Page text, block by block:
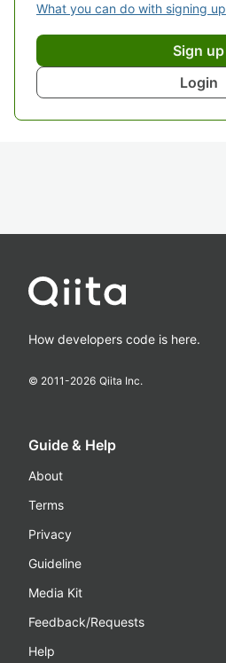
What you can do with signing up
Sign up
Login
How developers code is here.
© 2011-2026 Qiita Inc.
Guide & Help
About
Terms
Privacy
Guideline
Media Kit
Feedback/Requests
Help